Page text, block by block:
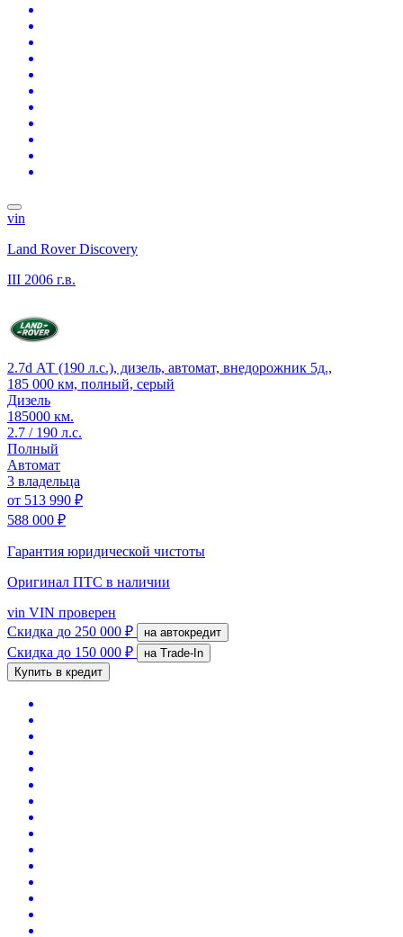
vin
Land Rover Discovery
III 2006 г.в.
2.7d АТ (190 л.с.), дизель, автомат, внедорожник 5д.,
185 000 км, полный, серый
Дизель
185000 км.
2.7 / 190 л.с.
Полный
Автомат
3 владельца
от 513 990 ₽
588 000 ₽
Гарантия юридической чистоты
Оригинал ПТС в наличии
vin VIN проверен
Скидка до 250 000 ₽ на автокредит
Скидка до 150 000 ₽
на Trade-In
Купить в кредит